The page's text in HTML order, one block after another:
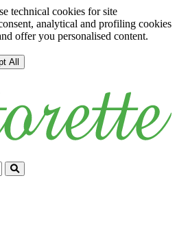
technical cookies for site
analytical and profiling cookies
offer you personalised content.
All